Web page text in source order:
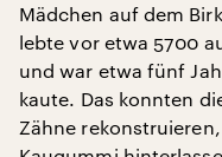
Mädchen auf dem
lebte vor etwa 5700
und war etwa fünf
kaute. Das konnten
Zähne